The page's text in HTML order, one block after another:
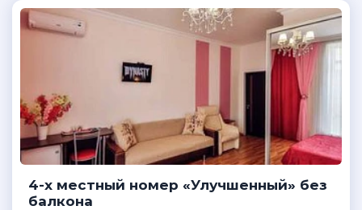
4-х местный номер «Улучшенный» без
балкона